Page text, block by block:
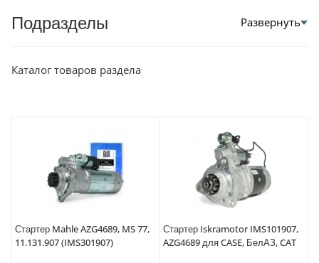
Подразделы
Каталог товаров раздела
Стартер Mahle AZG4689, MS 77,
11.131.907 (IMS301907)
Стартер Iskramotor IMS101907,
AZG4689 для CASE, БелАЗ, CAT